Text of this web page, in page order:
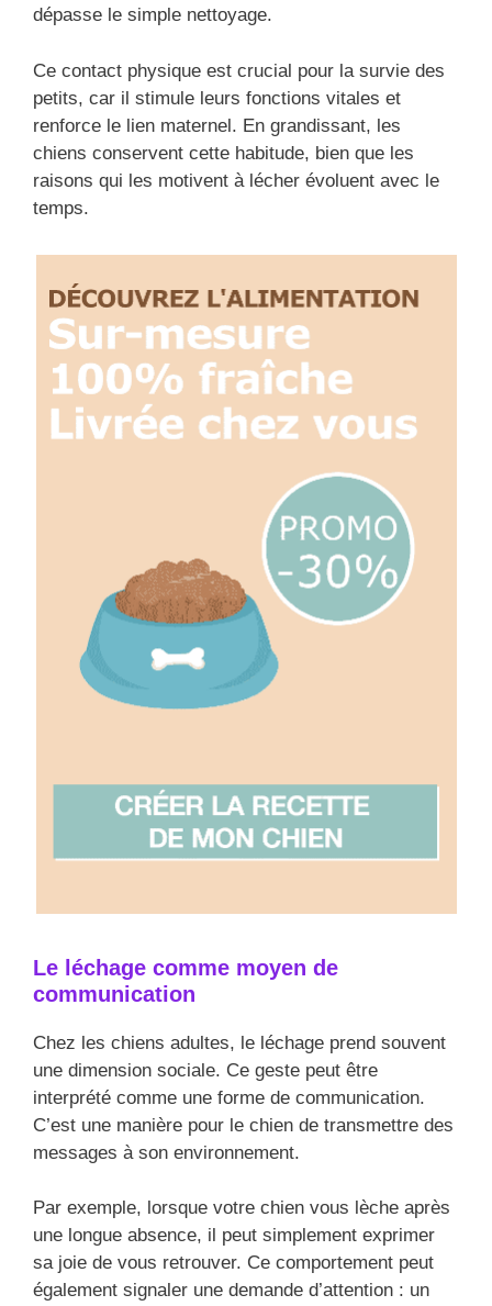
dépasse le simple nettoyage.
Ce contact physique est crucial pour la survie des
petits, car il stimule leurs fonctions vitales et
renforce le lien maternel. En grandissant, les
chiens conservent cette habitude, bien que les
raisons qui les motivent à lécher évoluent avec le
temps.
Le léchage comme moyen de
communication
Chez les chiens adultes, le léchage prend souvent
une dimension sociale. Ce geste peut être
interprété comme une forme de communication.
C’est une manière pour le chien de transmettre des
messages à son environnement.
Par exemple, lorsque votre chien vous lèche après
une longue absence, il peut simplement exprimer
sa joie de vous retrouver. Ce comportement peut
également signaler une demande d’attention : un